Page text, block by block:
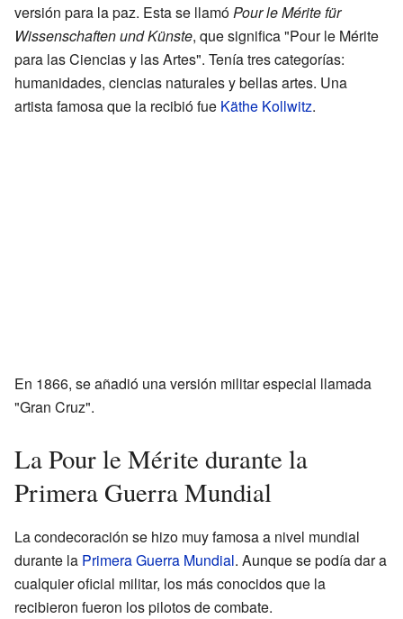
versión para la paz. Esta se llamóPour le Mérite für
Wissenschaften und Künste, que significa "Pour le Mérite
para las Ciencias y las Artes". Tenía tres categorías:
humanidades, ciencias naturales y bellas artes. Una
artista famosa que la recibió fue Käthe Kollwitz.
En 1866, se añadió una versión militar especial llamada
"Gran Cruz".
La Pour le Mérite durante la
Primera Guerra Mundial
La condecoración se hizo muy famosa a nivel mundial
durante la Primera Guerra Mundial. Aunque se podía dar a
cualquier oficial militar, los más conocidos que la
recibieron fueron los pilotos de combate.